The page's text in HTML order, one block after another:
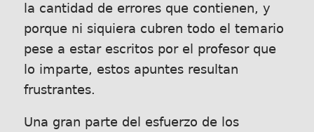
la cantidad de errores que contienen, y
porque ni siquiera cubren todo el temario
pese a estar escritos por el profesor que
lo imparte, estos apuntes resultan
frustrantes.
Una gran parte del esfuerzo de los